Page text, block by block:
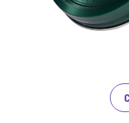
Enriquecido con
Protege y nutre